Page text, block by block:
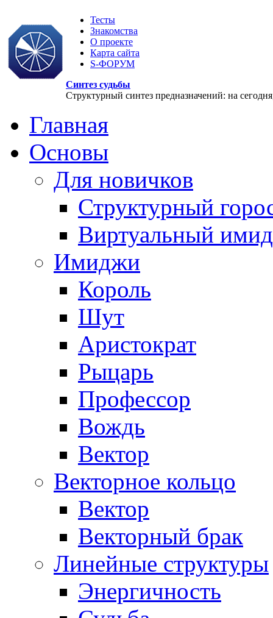
Тесты
Знакомства
О проекте
Карта сайта
S-ФОРУМ
Синтез судьбы
Структурный синтез предназначений: на
Главная
Основы
Для новичков
Структурный
Виртуальный
Имиджи
Король
Шут
Аристократ
Рыцарь
Профессор
Вождь
Вектор
Векторное кольцо
Вектор
Векторный брак
Линейные структуры
Энергичность